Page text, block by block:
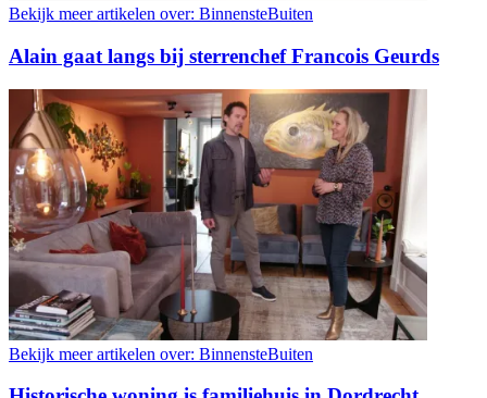
Bekijk meer artikelen over: BinnensteBuiten
Alain gaat langs bij sterrenchef Francois Geurds
Bekijk meer artikelen over: BinnensteBuiten